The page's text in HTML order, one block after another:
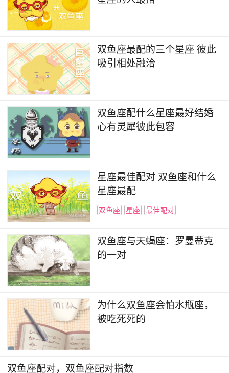
双鱼座最配的三个星座 彼此
吸引相处融洽
双鱼座配什么星座最好结婚
心有灵犀彼此包容
星座最佳配对 双鱼座和什么
星座最配
双鱼座 星座 最佳配对
双鱼座与天蝎座：罗曼蒂克
的一对
为什么双鱼座会怕水瓶座，
被吃死死的
双鱼座配对，双鱼座配对指数